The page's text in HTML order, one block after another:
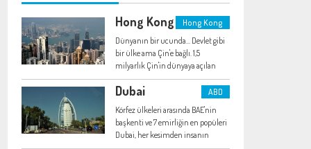
Singapur'a gitmeyi düşünüyorsanız, YENİ
EKLENEN foto galeriyi ziyaret etmeyi
unutmayın!
Sitemize Dubai fotoğraf galerisi ve hiç bir
Hong Kong
Hong Kong
Dünyanın bir ucunda... Devlet gibi
bir ülke ama Çin'e bağlı. 1,5
milyarlık Çin'in dünyaya açılan
kapısı. Elektronik'ten kaplumbağa
kanına kadar binbir ilginç ürün
Dubai
ABD
Körfez ülkeleri arasında BAE'nin
başkenti ve 7 emirliğin en popüleri
Dubai, her kesimden insanın